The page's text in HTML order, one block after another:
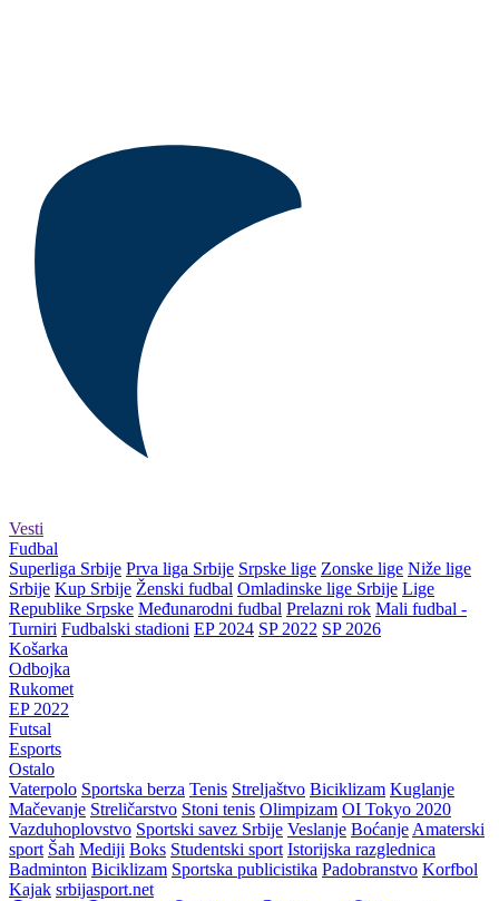
Vesti
Fudbal
Superliga Srbije Prva liga Srbije Srpske lige Zonske lige Niže lige
Srbije Kup Srbije Ženski fudbal Omladinske lige Srbije Lige
Republike Srpske Međunarodni fudbal Prelazni rok Mali fudbal -
Turniri Fudbalski stadioni EP 2024 SP 2022 SP 2026
Košarka
Odbojka
Rukomet
EP 2022
Futsal
Esports
Ostalo
Vaterpolo Sportska berza Tenis Streljaštvo Biciklizam Kuglanje
Mačevanje Streličarstvo Stoni tenis Olimpizam OI Tokyo 2020
Vazduhoplovstvo Sportski savez Srbije Veslanje Boćanje Amaterski
sport Šah Mediji Boks Studentski sport Istorijska razglednica
Badminton Biciklizam Sportska publicistika Padobranstvo Korfbol
Kajak srbijasport.net